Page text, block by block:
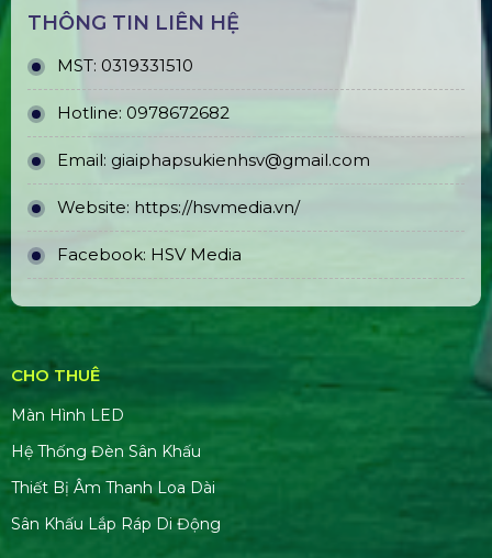
THÔNG TIN LIÊN HỆ
MST: 0319331510
Hotline: 0978672682
Email: giaiphapsukienhsv@gmail.com
Website: https://hsvmedia.vn/
Facebook: HSV Media
CHO THUÊ
Màn Hình LED
Hệ Thống Đèn Sân Khấu
Thiết Bị Âm Thanh Loa Dài
Sân Khấu Lắp Ráp Di Động